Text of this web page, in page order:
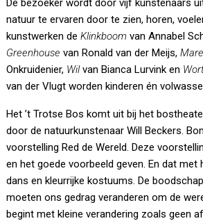
De bezoeker wordt door vijf kunstenaars
natuur te ervaren door te zien, horen,
kunstwerken deKlinkboomvan Annabel
Greenhouse van Ronald van der Meijs,
Onkruidenier, Wilvan Bianca Lurvink en
van der Vlugt worden kinderen én
Het ’t Trotse Bos komt uit bij het
door de natuurkunstenaar Will Beckers.
voorstelling Red de Wereld. Deze
en het goede voorbeeld geven. En dat met
dans en kleurrijke kostuums. De
moeten ons gedrag veranderen om de
begint met kleine verandering zoals geen